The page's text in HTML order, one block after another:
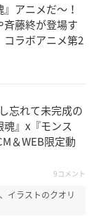
アニメだ〜！
斉藤終が登場す
コラボアニメ第2
忘れて未完成の
魂』x『モンス
＆WEB限定動
9コメント
イラストのクオリ